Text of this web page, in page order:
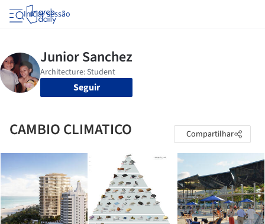
Iniciar sessão
Seguir
CAMBIO CLIMATICO Compartilhar